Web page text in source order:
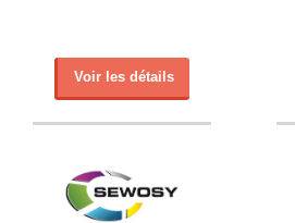
Voir les détails